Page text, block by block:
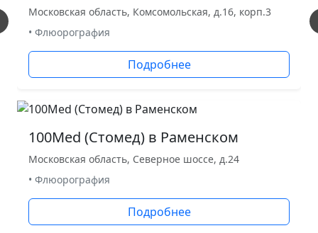
Московская область, Комсомольская, д.16, корп.3
• Флюорография
Подробнее
100Med (Стомед) в Раменском
Московская область, Северное шоссе, д.24
• Флюорография
Подробнее